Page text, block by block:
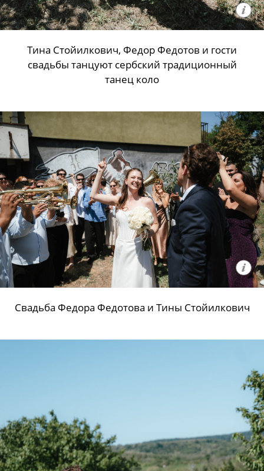
Тина Стойилкович, Федор Федотов и гости
свадьбы танцуют сербский традиционный
танец коло
Свадьба Федора Федотова и Тины Стойилкович